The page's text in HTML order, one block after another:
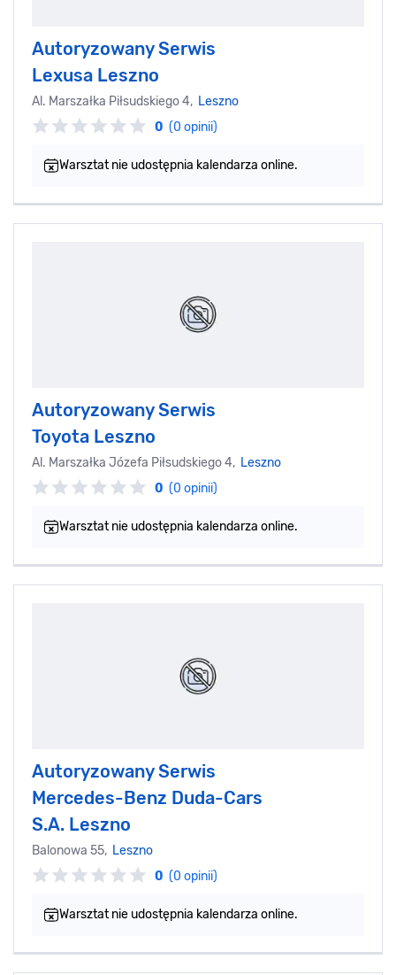
Autoryzowany Serwis
Lexusa Leszno
Al. Marszałka Piłsudskiego 4, Leszno
0 (0 opinii)
Warsztat nie udostępnia kalendarza online.
Autoryzowany Serwis
Toyota Leszno
Al. Marszałka Józefa Piłsudskiego 4, Leszno
0 (0 opinii)
Warsztat nie udostępnia kalendarza online.
Autoryzowany Serwis
Mercedes-Benz Duda-Cars
S.A. Leszno
Balonowa 55, Leszno
0 (0 opinii)
Warsztat nie udostępnia kalendarza online.